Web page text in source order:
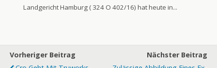
Landgericht Hamburg ( 324 O 402/16) hat heute in...
Vorheriger Beitrag
Nächster Beitrag